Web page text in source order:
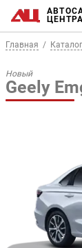
Главная
Новый
Geely